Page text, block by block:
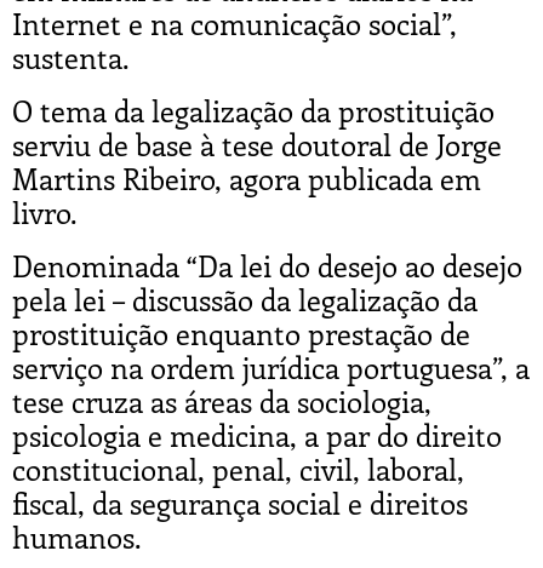
Internet e na comunicação social”,
sustenta.
O tema da legalização da prostituição
serviu de base à tese doutoral de Jorge
Martins Ribeiro, agora publicada em
livro.
Denominada “Da lei do desejo ao desejo
pela lei – discussão da legalização da
prostituição enquanto prestação de
serviço na ordem jurídica portuguesa”, a
tese cruza as áreas da sociologia,
psicologia e medicina, a par do direito
constitucional, penal, civil, laboral,
fiscal, da segurança social e direitos
humanos.